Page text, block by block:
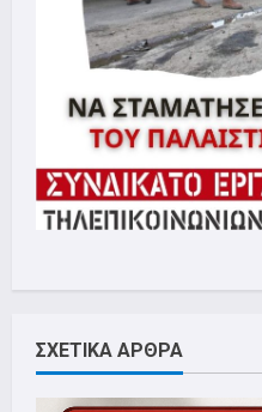
ΣΧΕΤΙΚΑ ΑΡΘΡΑ